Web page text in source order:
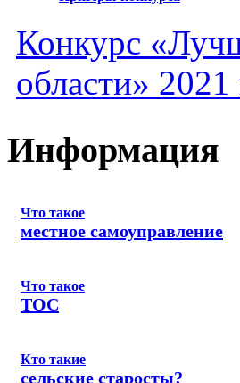
Конкурс
области» 2021
Информация
Что такое
местное самоуправление
Что такое
ТОС
Кто такие
сельские старосты?